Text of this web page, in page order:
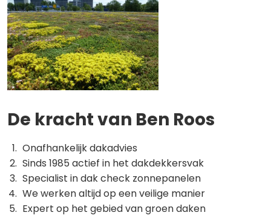
De kracht van Ben Roos
Onafhankelijk dakadvies
Sinds 1985 actief in het dakdekkersvak
Specialist in dak check zonnepanelen
We werken altijd op een veilige manier
Expert op het gebied van groen daken